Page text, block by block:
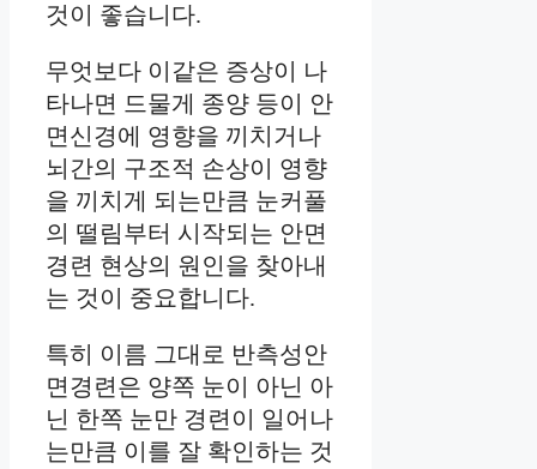
것이 좋습니다.
무엇보다 이같은 증상이 나
타나면 드물게 종양 등이 안
면신경에 영향을 끼치거나
뇌간의 구조적 손상이 영향
을 끼치게 되는만큼 눈커풀
의 떨림부터 시작되는 안면
경련 현상의 원인을 찾아내
는 것이 중요합니다.
특히 이름 그대로 반측성안
면경련은 양쪽 눈이 아닌 아
닌 한쪽 눈만 경련이 일어나
는만큼 이를 잘 확인하는 것